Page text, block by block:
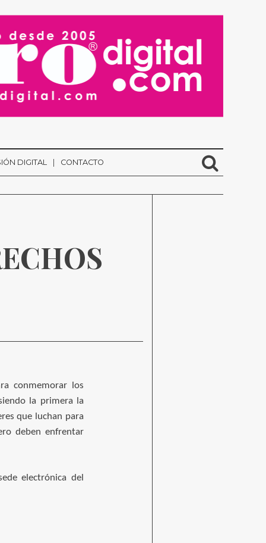
DIGITAL CONTACTO
conmemorar los
la primera la
que luchan para
deben enfrentar
electrónica del